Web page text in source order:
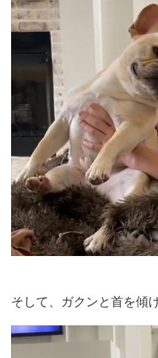
そして、ガクンと首を傾